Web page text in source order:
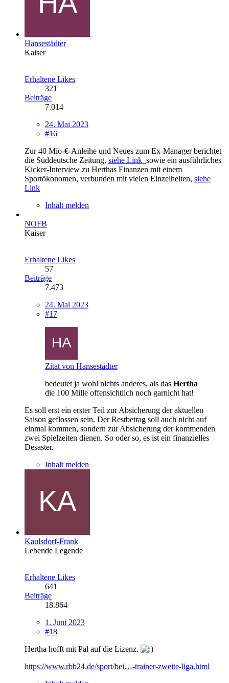
Hansestädter
Kaiser
Erhaltene Likes
321
Beiträge
7.014
24. Mai 2023
#16
Zur 40 Mio-€-Anleihe und Neues zum Ex-Manager berichtet
die Süddeutsche Zeitung, siehe Link sowie ein ausführliches
Kicker-Interview zu Herthas Finanzen mit einem
Sportökonomen, verbunden mit vielen Einzelheiten, siehe
Link
Inhalt melden
NOFB
Kaiser
Erhaltene Likes
57
Beiträge
7.473
24. Mai 2023
#17
Zitat von Hansestädter
bedeutet ja wohl nichts anderes, als das Hertha
die 100 Mille offensichtlich noch garnicht hat!
Es soll erst ein erster Teil zur Absicherung der aktuellen
Saison geflossen sein. Der Restbetrag soll auch nicht auf
einmal kommen, sondern zur Absicherung der kommenden
zwei Spielzeiten dienen. So oder so, es ist ein finanzielles
Desaster.
Inhalt melden
Kaulsdorf-Frank
Lebende Legende
Erhaltene Likes
641
Beiträge
18.864
1. Juni 2023
#18
Hertha hofft mit Pal auf die Lizenz.
https://www.rbb24.de/sport/bei…-trainer-zweite-liga.html